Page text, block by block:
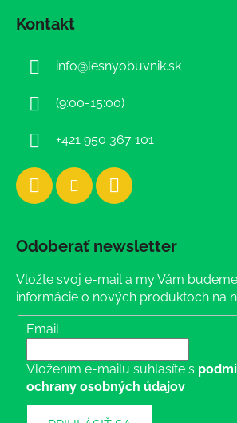
Kontakt
info@lesnyobuvnik.sk
(9:00-15:00)
+421 950 367 101
Odoberať newsletter
Vložte svoj e-mail a my Vám
informácie o nových produktoch na
Email
Vložením e-mailu súhlasíte s
ochrany osobných údajov